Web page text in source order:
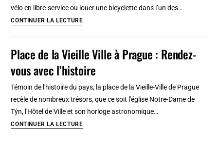
tarifs
2026
vélo en libre-service ou louer une bicyclette dans l’un des…
CONTINUER LA LECTURELocation
à
Turin
Libre
service,
où
Place de la Vieille Ville à Prague : Rendez-
vous avec l’histoire
Témoin de l'histoire du pays, la place de la Vieille-Ville de Prague
recèle de nombreux trésors, que ce soit l'église Notre-Dame de
Týn, l'Hôtel de Ville et son horloge astronomique…
CONTINUER LA LECTUREPlace